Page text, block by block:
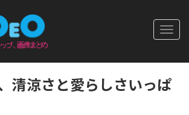
清涼さと愛らしさいっぱ